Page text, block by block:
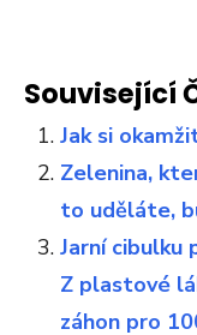
Související
Jak si
Zelenina,
to uděláte,
Jarní cibulku
Z plastové
záhon pro